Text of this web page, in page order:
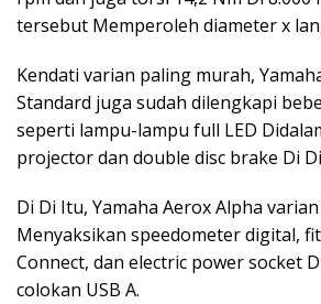
tersebut Memperoleh diameter x
Kendati varian paling murah,
Standard juga sudah dilengkapi
seperti lampu-lampu full LED
projector dan double disc brake Di
Di Di Itu, Yamaha Aerox Alpha
Menyaksikan speedometer digital,
Connect, dan electric power socket
colokan USB A.